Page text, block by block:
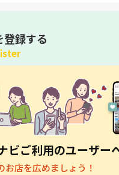
録する
ビご利用のユーザー
お店を広めましょう！